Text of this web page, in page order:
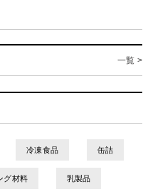
一覧 >
冷凍食品 缶詰
グ材料 乳製品